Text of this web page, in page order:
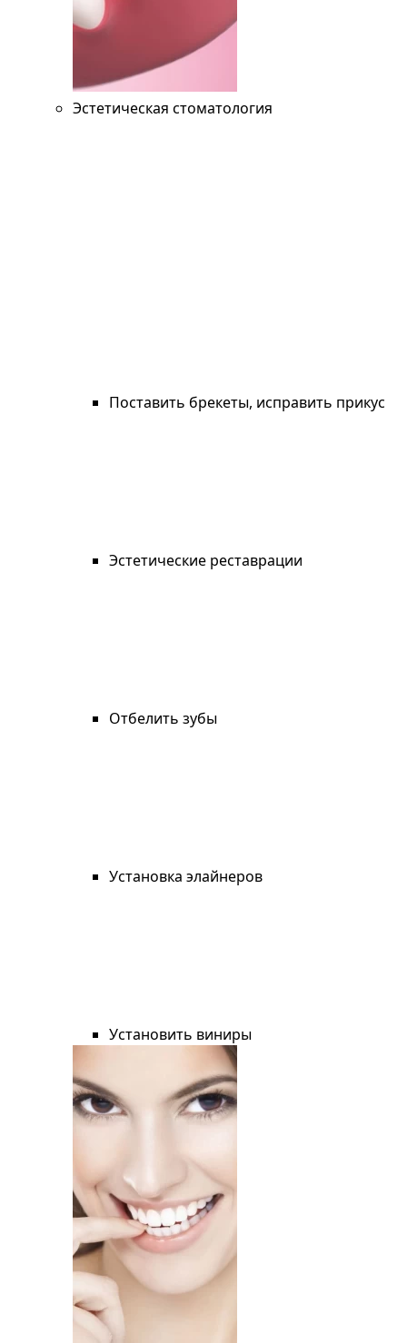
Эстетическая стоматология
Поставить брекеты, исправить прикус
Эстетические реставрации
Отбелить зубы
Установка элайнеров
Установить виниры